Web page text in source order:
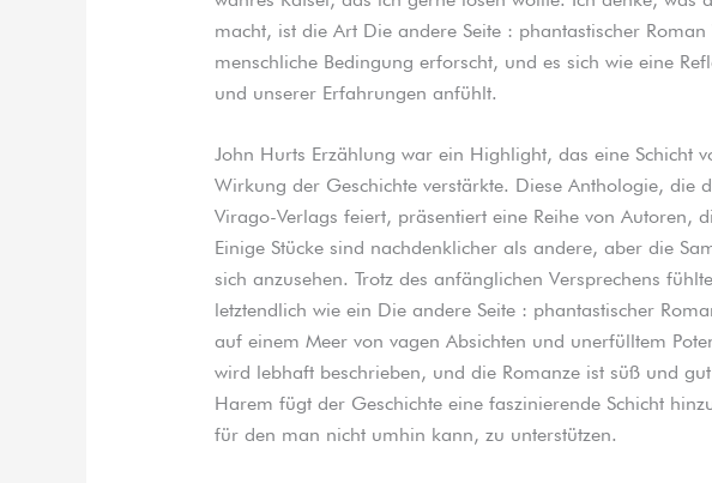
macht, ist die Art Die andere Seite : phantastischer
menschliche Bedingung erforscht, und es sich wie eine
und unserer Erfahrungen anfühlt.
John Hurts Erzählung war ein Highlight, das eine Schicht
Wirkung der Geschichte verstärkte. Diese Anthologie, die
Virago-Verlags feiert, präsentiert eine Reihe von Autoren,
Einige Stücke sind nachdenklicher als andere, aber die
sich anzusehen. Trotz des anfänglichen Versprechens
letztendlich wie ein Die andere Seite : phantastischer
auf einem Meer von vagen Absichten und unerfülltem
wird lebhaft beschrieben, und die Romanze ist süß und
Harem fügt der Geschichte eine faszinierende Schicht
für den man nicht umhin kann, zu unterstützen.